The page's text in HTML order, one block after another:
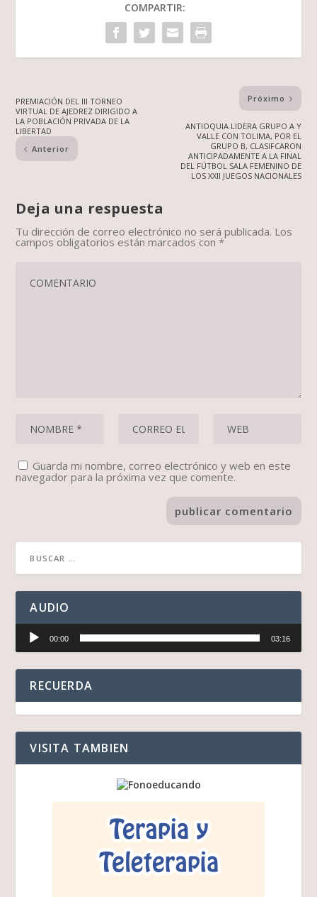
COMPARTIR:
PREMIACIÓN DEL III TORNEO
VIRTUAL DE AJEDREZ DIRIGIDO A
LA POBLACIÓN PRIVADA DE LA
LIBERTAD
Anterior
Próximo
ANTIOQUIA LIDERA GRUPO A Y
VALLE CON TOLIMA, POR EL
GRUPO B, CLASIFCARON
ANTICIPADAMENTE A LA FINAL
DEL FÚTBOL SALA FEMENINO DE
LOS XXII JUEGOS NACIONALES
Deja una respuesta
Tu dirección de correo electrónico no será publicada. Los
campos obligatorios están marcados con*
Guarda mi nombre, correo electrónico y web en este
navegador para la próxima vez que comente.
AUDIO
Reproductor
audio
00:00 03:16
RECUERDA
VISITA TAMBIEN